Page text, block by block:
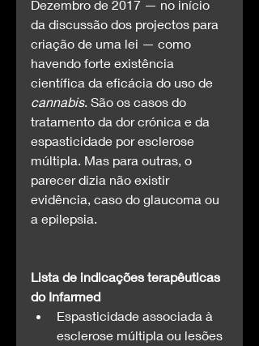
Dezembro de 2017 — no início
da discussão dos projectos para
criação de uma lei — como
havendo forte existência
científica da eficácia do uso de
cannabis. São os casos do
tratamento da dor crónica e da
espasticidade por esclerose
múltipla. Mas para outras, o
parecer dizia não existir
evidência, caso do glaucoma ou
a epilepsia.
Lista de indicações terapêuticas
do Infarmed
Espasticidade associada à
esclerose múltipla ou lesões